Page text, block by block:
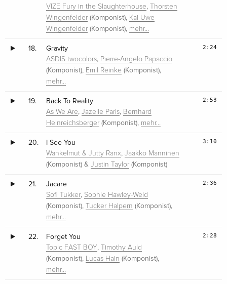
VIZE Fury in the Slaughterhouse, Thorsten
Wingenfelder (Komponist), Kai Uwe
Wingenfelder (Komponist), mehr…
18. Gravity
ASDIS twocolors, Pierre-Angelo Papaccio
(Komponist), Emil Reinke (Komponist),
mehr…
2:24
19. Back To Reality
As We Are,Jazelle Paris, Bernhard
Heinreichsberger (Komponist), mehr…
2:53
20. I See You
Wankelmut & Jutty Ranx,Jaakko Manninen
(Komponist) &Justin Taylor (Komponist)
3:10
21. Jacare
Sofi Tukker, Sophie Hawley-Weld
(Komponist), Tucker Halpern (Komponist),
mehr…
2:36
22. Forget You
Topic FAST BOY, Timothy Auld
(Komponist), Lucas Hain (Komponist),
mehr…
2:28